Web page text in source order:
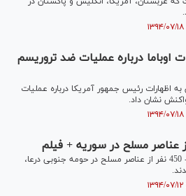
اوباما درباره عملیات ضد تروریسم
اظهارات رئیس جمهور آمریکا درباره عملیات
نشان داد.
مسلح در سوریه + فیلم
خبرگزاری میزان-خبرگزاری میزان - 450 نفر از عناصر مسلح در حومه جنوبی درعا،